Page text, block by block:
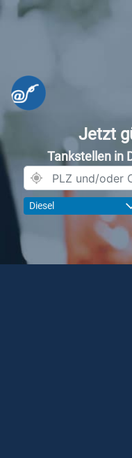
Jetzt
Tankstellen in
Diesel